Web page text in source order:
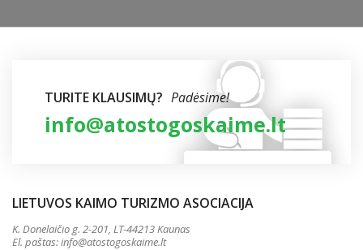
TURITE KLAUSIMŲ? Padėsime!
info@atostogoskaime.lt
LIETUVOS KAIMO TURIZMO ASOCIACIJA
K. Donelaičio g. 2-201, LT-44213 Kaunas
El. paštas:info@atostogoskaime.lt